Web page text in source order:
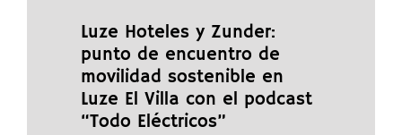
Luze Hoteles y Zunder:
punto de encuentro de
movilidad sostenible en
Luze El Villa con el podcast
“Todo Eléctricos”